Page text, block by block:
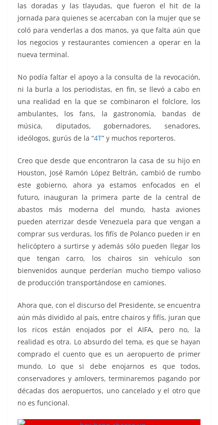
las doradas y las tlayudas, que fueron el hit de la
jornada para quienes se acercaban con la mujer que se
coló para venderlas a dos manos, ya que falta aún que
los negocios y restaurantes comiencen a operar en la
nueva terminal.
No podía faltar el apoyo a la consulta de la revocación,
ni la burla a los periodistas, en fin, se llevó a cabo en
una realidad en la que se combinaron el folclore, los
ambulantes, los fans, la gastronomía, bandas de
música, diputados, gobernadores, senadores,
ideólogos, gurús de la “4T” y muchos reporteros.
Creo que desde que encontraron la casa de su hijo en
Houston, José Ramón López Beltrán, cambió de rumbo
este gobierno, ahora ya estamos enfocados en el
futuro, inauguran la primera parte de la central de
abastos más moderna del mundo, hasta aviones
pueden aterrizar desde Venezuela para que vengan a
comprar sus verduras, los fifís de Polanco pueden ir en
helicóptero a surtirse y además sólo pueden llegar los
que tengan carro, los chairos sin vehículo son
bienvenidos aunque perderían mucho tiempo valioso
de producción transportándose en camiones.
Ahora que, con el discurso del Presidente, se encuentra
aún más dividido al país, entre chairos y fifís, juran que
los ricos están enojados por el AIFA, pero no, la
realidad es otra. Lo absurdo del tema, es que se hayan
comprado el cuento que es un aeropuerto de primer
mundo. Lo que si debe enojarnos es que todos,
conservadores y amlovers, terminaremos pagando por
décadas dos aeropuertos, uno cancelado y el otro que
no es funcional.